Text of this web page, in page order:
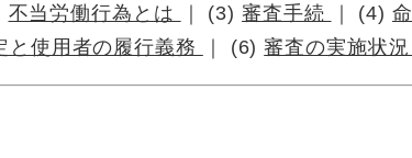
不当労働行為とは ｜ (3) 審査手続 ｜ (4) 命
と使用者の履行義務 ｜ (6) 審査の実施状況